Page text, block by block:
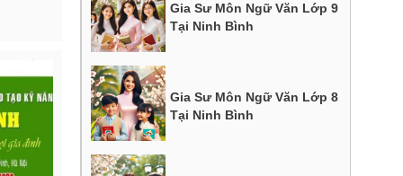
Gia Sư Môn Ngữ Văn Lớp 9
Tại Ninh Bình
Gia Sư Môn Ngữ Văn Lớp 8
Tại Ninh Bình